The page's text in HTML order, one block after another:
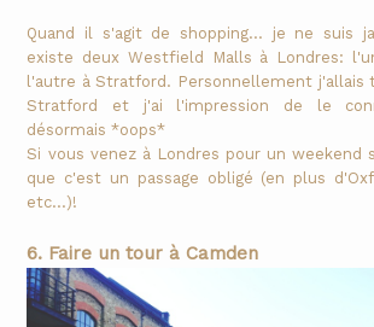
Quand il s'agit de shopping... je ne suis
existe deux Westfield Malls à Londres:
l'autre à Stratford. Personnellement j'allais
Stratford et j'ai l'impression de le
désormais *oops*
Si vous venez à Londres pour un weekend
que c'est un passage obligé (en plus
etc...)!
6. Faire un tour à Camden